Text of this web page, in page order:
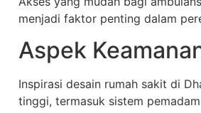
menjadi faktor penting dalam
Aspek
Inspirasi desain rumah sakit di
tinggi, termasuk sistem